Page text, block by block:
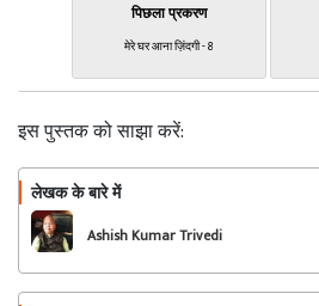
पिछला प्रकरण
मेरे घर आना ज़िंदगी - 8
इस पुस्तक को साझा करें:
लेखक के बारे में
Ashish Kumar Trivedi